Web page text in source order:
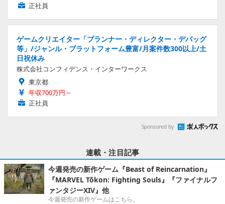
正社員
ゲームクリエイター「プランナー・ディレクター・デバッグ
等」/ジャンル・プラットフォーム豊富/月案件数300以上/土
日祝休み
株式会社コンフィデンス・インターワークス
東京都
年収700万円～
正社員
Sponsored by
連載・注目記事
今週発売の新作ゲーム『Beast of Reincarnation』
『MARVEL Tōkon: Fighting Souls』『ファイナルフ
ァンタジーXIV』他
今週発売の新作ゲームはこちら。